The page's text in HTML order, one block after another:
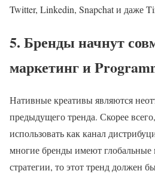
Twitter, Linkedin, Snapchat и даже
5. Бренды начнут
маркетинг и
Нативные креативы являются
предыдущего тренда. Скорее
использовать как канал
многие бренды имеют глобальные
стратегии, то этот тренд должен